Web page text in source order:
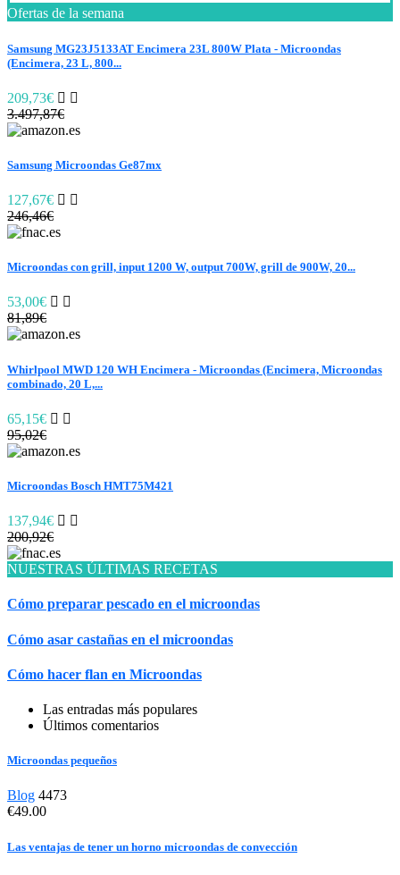
Ofertas de la semana
Samsung MG23J5133AT Encimera 23L 800W Plata - Microondas
(Encimera, 23 L, 800...
209,73€
3.497,87€
Samsung Microondas Ge87mx
127,67€
246,46€
Microondas con grill, input 1200 W, output 700W, grill de 900W, 20...
53,00€
81,89€
Whirlpool MWD 120 WH Encimera - Microondas (Encimera, Microondas
combinado, 20 L,...
65,15€
95,02€
Microondas Bosch HMT75M421
137,94€
200,92€
NUESTRAS ÚLTIMAS RECETAS
Cómo preparar pescado en el microondas
Cómo asar castañas en el microondas
Cómo hacer flan en Microondas
Las entradas más populares
Últimos comentarios
Microondas pequeños
Blog 4473
€49.00
Las ventajas de tener un horno microondas de convección